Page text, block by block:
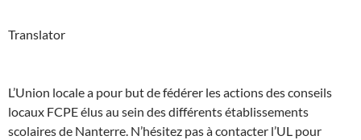
Translator
L’Union locale a pour but de fédérer les actions des conseils
locaux FCPE élus au sein des différents établissements
scolaires de Nanterre. N’hésitez pas à contacter l’UL pour